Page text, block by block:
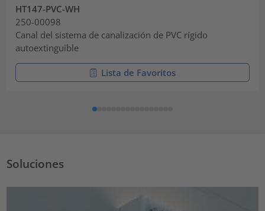
HT147-PVC-WH
250-00098
Canal del sistema de canalización de PVC rígido
autoextinguible
Lista de Favoritos
Soluciones